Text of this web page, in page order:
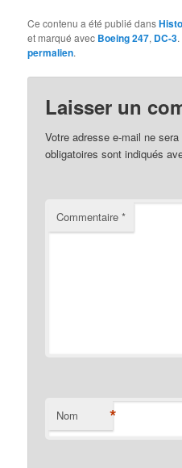
Ce contenu a été publié dans
et marqué avec Boeing 247, DC-3
permalien.
Laisser un
Votre adresse e-mail ne
obligatoires sont indiqués
Commentaire*
Nom *